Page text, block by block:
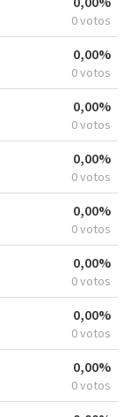
0 votos
0,00%
0 votos
0,00%
0 votos
0,00%
0 votos
0,00%
0 votos
0,00%
0 votos
0,00%
0 votos
0,00%
0 votos